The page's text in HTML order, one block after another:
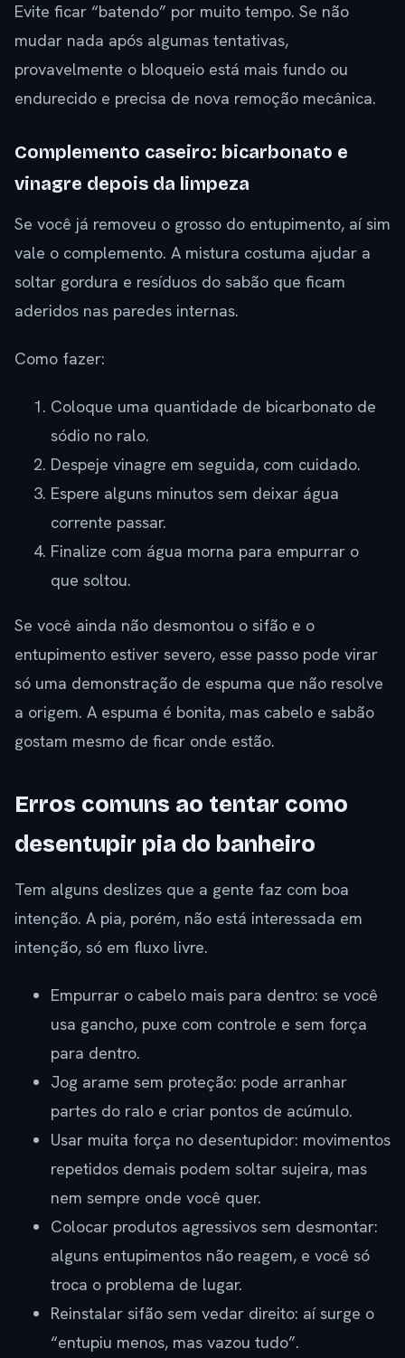
Evite ficar “batendo” por muito tempo. Se não
mudar nada após algumas tentativas,
provavelmente o bloqueio está mais fundo ou
endurecido e precisa de nova remoção mecânica.
Complemento caseiro: bicarbonato e
vinagre depois da limpeza
Se você já removeu o grosso do entupimento, aí sim
vale o complemento. A mistura costuma ajudar a
soltar gordura e resíduos do sabão que ficam
aderidos nas paredes internas.
Como fazer:
Coloque uma quantidade de bicarbonato de
sódio no ralo.
Despeje vinagre em seguida, com cuidado.
Espere alguns minutos sem deixar água
corrente passar.
Finalize com água morna para empurrar o
que soltou.
Se você ainda não desmontou o sifão e o
entupimento estiver severo, esse passo pode virar
só uma demonstração de espuma que não resolve
a origem. A espuma é bonita, mas cabelo e sabão
gostam mesmo de ficar onde estão.
Erros comuns ao tentar como
desentupir pia do banheiro
Tem alguns deslizes que a gente faz com boa
intenção. A pia, porém, não está interessada em
intenção, só em fluxo livre.
Empurrar o cabelo mais para dentro: se você
usa gancho, puxe com controle e sem força
para dentro.
Jog arame sem proteção: pode arranhar
partes do ralo e criar pontos de acúmulo.
Usar muita força no desentupidor: movimentos
repetidos demais podem soltar sujeira, mas
nem sempre onde você quer.
Colocar produtos agressivos sem desmontar:
alguns entupimentos não reagem, e você só
troca o problema de lugar.
Reinstalar sifão sem vedar direito: aí surge o
“entupiu menos, mas vazou tudo”.